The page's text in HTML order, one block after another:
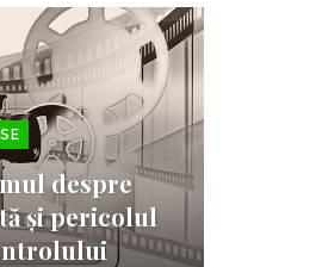
despre
și pericolul